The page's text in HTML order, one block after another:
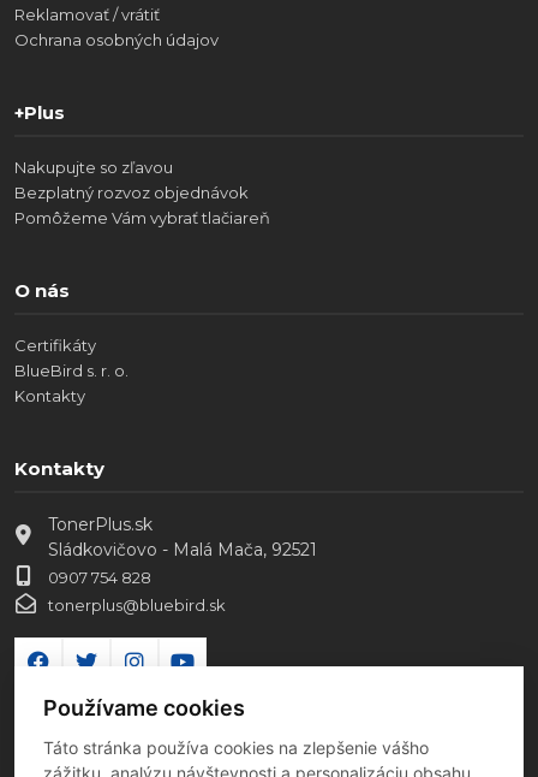
Reklamovať / vrátiť
Ochrana osobných údajov
+Plus
Nakupujte so zľavou
Bezplatný rozvoz objednávok
Pomôžeme Vám vybrať tlačiareň
O nás
Certifikáty
BlueBird s. r. o.
Kontakty
Kontakty
TonerPlus.sk
Sládkovičovo - Malá Mača, 92521
0907 754 828
tonerplus@bluebird.sk
Používame cookies
Táto stránka používa cookies na zlepšenie vášho
zážitku, analýzu návštevnosti a personalizáciu obsahu.